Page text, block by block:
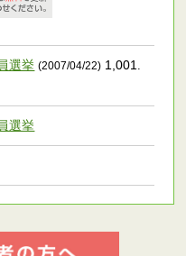
選挙 (2007/04/22) 1,001 .
選挙